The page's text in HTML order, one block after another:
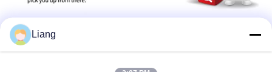
Liang